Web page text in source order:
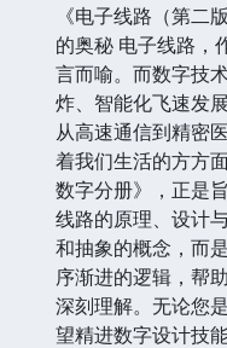
《电子线路（第二
的奥秘 电子线路，
言而喻。而数字技
炸、智能化飞速发
从高速通信到精密
着我们生活的方方
数字分册》，正是
线路的原理、设计
和抽象的概念，而
序渐进的逻辑，帮
深刻理解。无论您
望精进数字设计技